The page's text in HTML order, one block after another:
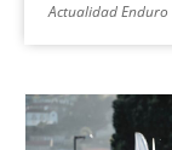
Actualidad Enduro